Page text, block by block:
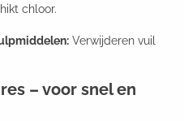
chloor.
Verwijderen vuil
– voor snel en